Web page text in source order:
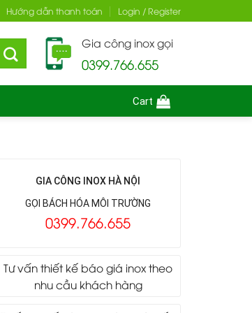
Hướng dẫn thanh toán Login / Register
Gia công inox gọi
0399.766.655
Cart
GIA CÔNG INOX HÀ NỘI
GỌI BÁCH HÓA MÔI TRƯỜNG
0399.766.655
Tư vấn thiết kế báo giá inox theo
nhu cầu khách hàng